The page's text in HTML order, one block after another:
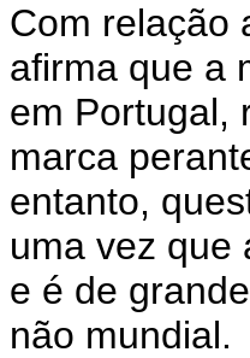
Com relação
afirma que a
em Portugal,
marca
entanto,
uma vez que
e é de
não mundial.